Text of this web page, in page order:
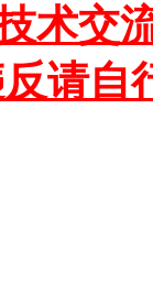
术交
请自